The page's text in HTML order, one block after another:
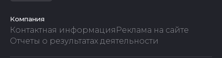
Компания
Контактная информация Реклама на сайте
Отчеты о результатах деятельности